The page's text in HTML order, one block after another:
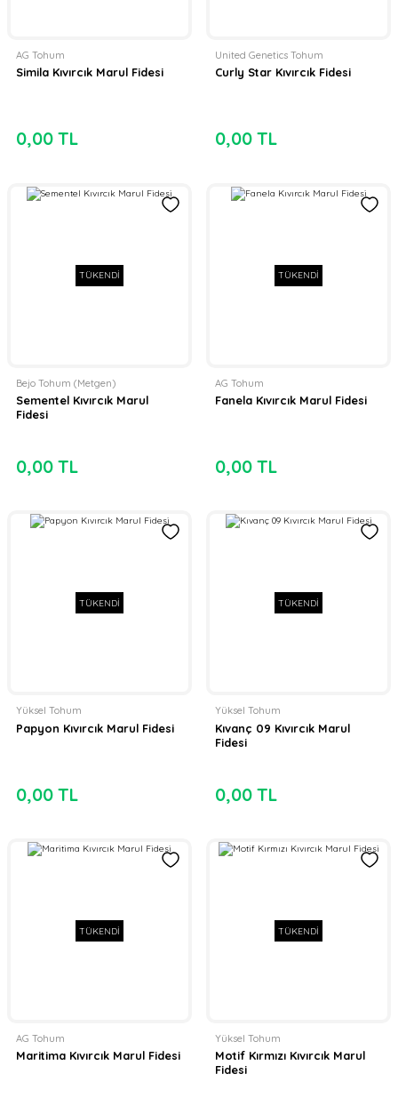
AG Tohum
Simila Kıvırcık Marul Fidesi
0,00 TL
United Genetics Tohum
Curly Star Kıvırcık Fidesi
0,00 TL
TÜKENDİ
Bejo Tohum (Metgen)
Sementel Kıvırcık Marul
Fidesi
0,00 TL
TÜKENDİ
AG Tohum
Fanela Kıvırcık Marul Fidesi
0,00 TL
TÜKENDİ
Yüksel Tohum
Papyon Kıvırcık Marul Fidesi
0,00 TL
TÜKENDİ
Yüksel Tohum
Kıvanç 09 Kıvırcık Marul
Fidesi
0,00 TL
TÜKENDİ
AG Tohum
Maritima Kıvırcık Marul Fidesi
TÜKENDİ
Yüksel Tohum
Motif Kırmızı Kıvırcık Marul
Fidesi